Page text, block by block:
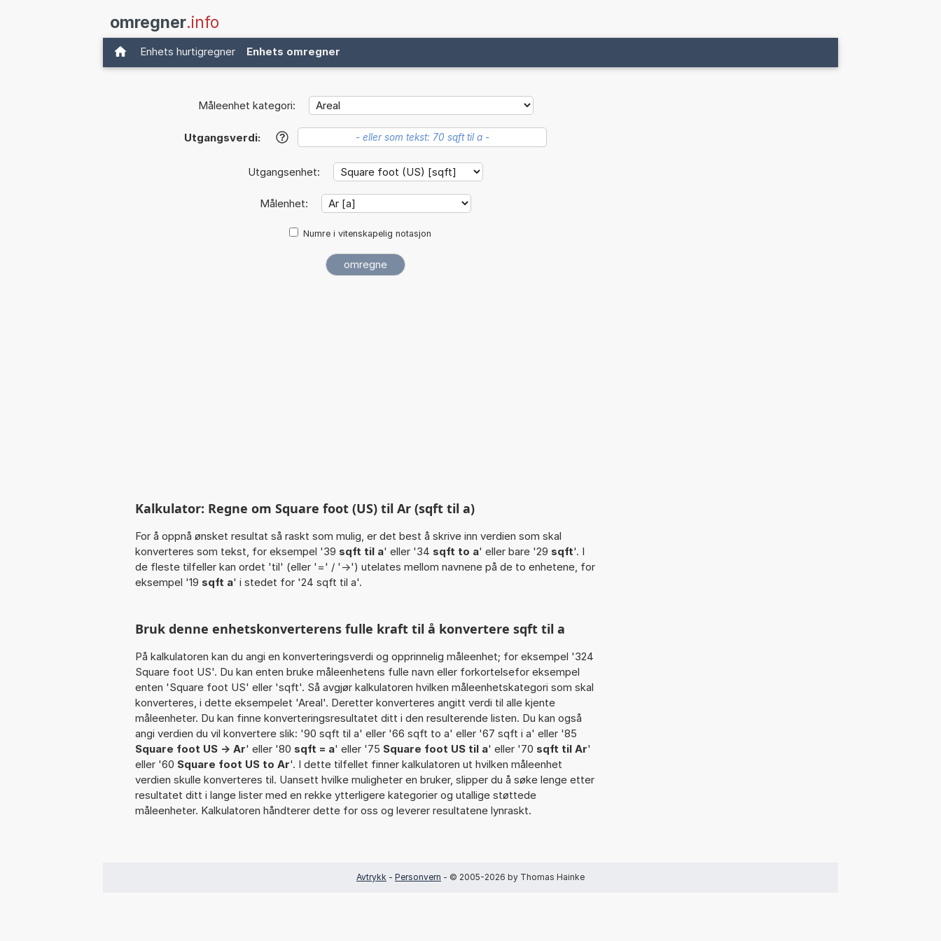
omregner.info
Enhets hurtigregner Enhets omregner
Måleenhet kategori:
Utgangsverdi: ?
Utgangsenhet:
Målenhet:
Numre i vitenskapelig notasjon
Kalkulator: Regne om Square foot (US) til Ar (sqft til a)
For å oppnå ønsket resultat så raskt som mulig, er det best å skrive inn verdien som skal
konverteres som tekst, for eksempel '39 sqft til a' eller '34 sqft to a' eller bare '29 sqft'. I
de fleste tilfeller kan ordet 'til' (eller '=' / '->') utelates mellom navnene på de to enhetene, for
eksempel '19 sqft a' i stedet for '24 sqft til a'.
Bruk denne enhetskonverterens fulle kraft til å konvertere sqft til a
På kalkulatoren kan du angi en konverteringsverdi og opprinnelig måleenhet; for eksempel '324
Square foot US'. Du kan enten bruke måleenhetens fulle navn eller forkortelsefor eksempel
enten 'Square foot US' eller 'sqft'. Så avgjør kalkulatoren hvilken måleenhetskategori som skal
konverteres, i dette eksempelet 'Areal'. Deretter konverteres angitt verdi til alle kjente
måleenheter. Du kan finne konverteringsresultatet ditt i den resulterende listen. Du kan også
angi verdien du vil konvertere slik: '90 sqft til a' eller '66 sqft to a' eller '67 sqft i a' eller '85
Square foot US -> Ar' eller '80 sqft = a' eller '75 Square foot US til a' eller '70 sqft til Ar'
eller '60 Square foot US to Ar'. I dette tilfellet finner kalkulatoren ut hvilken måleenhet
verdien skulle konverteres til. Uansett hvilke muligheter en bruker, slipper du å søke lenge etter
resultatet ditt i lange lister med en rekke ytterligere kategorier og utallige støttede
måleenheter. Kalkulatoren håndterer dette for oss og leverer resultatene lynraskt.
Avtrykk - Personvern - © 2005-2026 by Thomas Hainke